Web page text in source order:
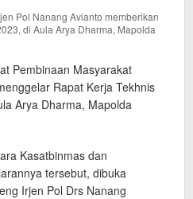
Pembinaan Masyarakat
Rapat Kerja Tekhnis
Arya Dharma, Mapolda
Kasatbinmas dan
tersebut, dibuka
Irjen Pol Drs Nanang